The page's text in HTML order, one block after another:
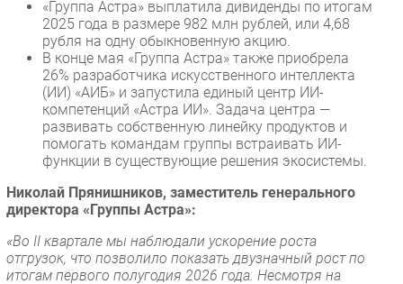
«Группа Астра» выплатила дивиденды по итогам
2025 года в размере 982 млн рублей, или 4,68
рубля на одну обыкновенную акцию.
В конце мая «Группа Астра» также приобрела
26% разработчика искусственного интеллекта
(ИИ) «АИБ» и запустила единый центр ИИ-
компетенций «Астра ИИ». Задача центра —
развивать собственную линейку продуктов и
помогать командам группы встраивать ИИ-
функции в существующие решения экосистемы.
Николай Прянишников, заместитель генерального
директора «Группы Астра»:
«Во II квартале мы наблюдали ускорение роста
отгрузок, что позволило показать двузначный рост по
итогам первого полугодия 2026 года. Несмотря на